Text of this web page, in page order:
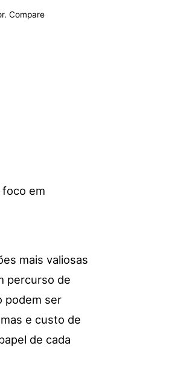
Compare
em
mais valiosas
percurso de
podem ser
e custo de
de cada